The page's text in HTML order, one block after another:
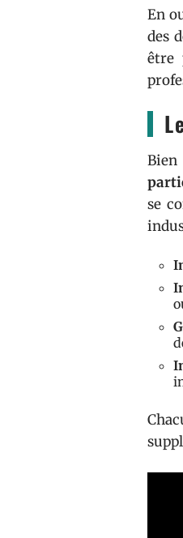
En
des
être
Bien
se